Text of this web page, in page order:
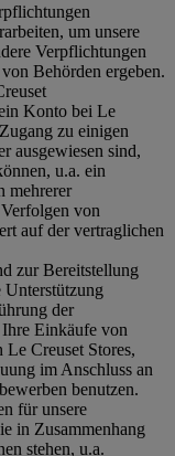
um unsere
Verpflichtungen
Behörden ergeben.
Konto bei Le
zu einigen
ausgewiesen sind,
u.a. ein
mehrerer
von
auf der vertraglichen
zur Bereitstellung
der
Einkäufe von
Le Creuset Stores,
im Anschluss an
benutzen.
für unsere
in Zusammenhang
stehen, u.a.